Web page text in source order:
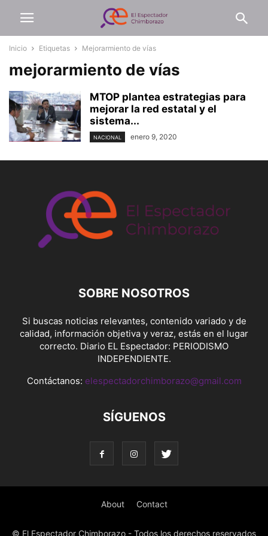
Inicio Etiquetas Mejorarmiento de vías
mejorarmiento de vías
MTOP plantea estrategias para
mejorar la red estatal y el
sistema...
NACIONAL enero 9, 2020
SOBRE NOSOTROS
Si buscas noticias relevantes, contenido variado y de
calidad, información objetiva y veraz, estás en el lugar
correcto. Diario EL Espectador: PERIODISMO
INDEPENDIENTE.
Contáctanos: elespectadorchimborazo@gmail.com
SÍGUENOS
About Contact
© El Espectador Chimborazo - Todos los derechos reservados